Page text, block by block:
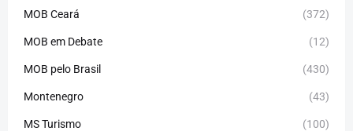
MOB Ceará (372)
MOB em Debate (12)
MOB pelo Brasil (430)
Montenegro (43)
MS Turismo (100)